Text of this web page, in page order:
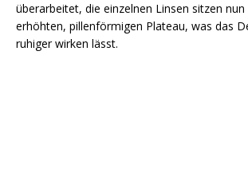
überarbeitet, die einzelnen Linsen sitzen
erhöhten, pillenförmigen Plateau, was das
ruhiger wirken lässt.